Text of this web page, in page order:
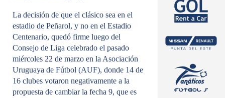
La decisión de que el clásico sea en el
estadio de Peñarol, y no en el Estadio
Centenario, quedó firme luego del
Consejo de Liga celebrado el pasado
miércoles 22 de marzo en la Asociación
Uruguaya de Fútbol (AUF), donde 14 de
16 clubes votaron negativamente a la
propuesta de cambiar la fecha 9, que es